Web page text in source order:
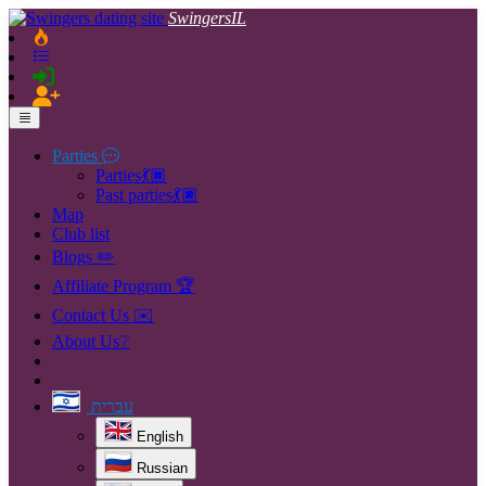
SwingersIL
Parties
Parties💃🏿
Past parties💃🏿
Map
Club list
Blogs ✏️
Affiliate Program 🏆
Contact Us ✉️
About Us❔
עברית
English
Russian